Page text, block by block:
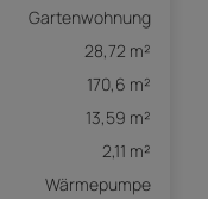
Gartenwohnung
28,72 m²
170,6 m²
13,59 m²
2,11 m²
Wärmepumpe